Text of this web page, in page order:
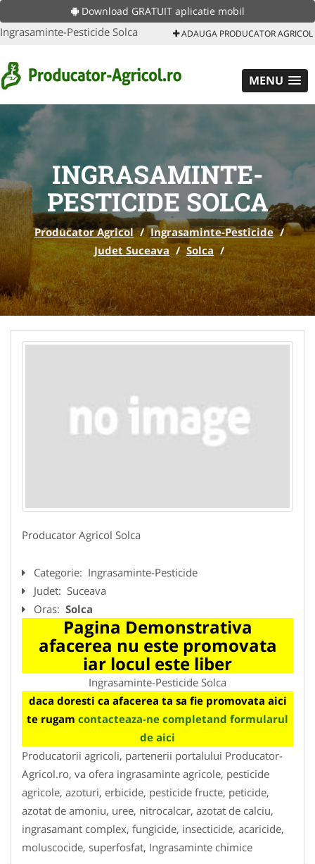
Download GRATUIT aplicatie mobil
Ingrasaminte-Pesticide Solca ADAUGA PRODUCATOR AGRICOL
MENU
INGRASAMINTE-
PESTICIDE SOLCA
Producator Agricol / Ingrasaminte-Pesticide /
Judet Suceava / Solca /
Producator Agricol Solca
Categorie: Ingrasaminte-Pesticide
Judet: Suceava
Oras: Solca
Pagina Demonstrativa
afacerea nu este promovata
iar locul este liber
Ingrasaminte-Pesticide Solca
daca doresti ca afacerea ta sa fie promovata aici
te rugam contacteaza-ne completand formularul
de aici
Producatorii agricoli, partenerii portalului Producator-
Agricol.ro, va ofera ingrasaminte agricole, pesticide
agricole, azoturi, erbicide, pesticide fructe, peticide,
azotat de amoniu, uree, nitrocalcar, azotat de calciu,
ingrasamant complex, fungicide, insecticide, acaricide,
moluscocide, superfosfat, Ingrasaminte chimice